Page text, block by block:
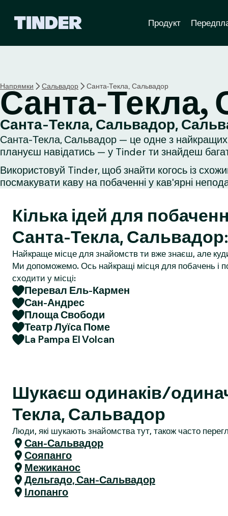
а
с
т
о
р
і
н
а
T
d
e
r
Продукт
Напрямки Сальвадор Санта-Текла, Сальвадор
Санта-Текла,
Санта-Текла, Сальвадор,
Санта-Текла, Сальвадор — це одне з найкращих
плануєш навідатись — у Tinder ти знайдеш
Використовуй Tinder, щоб знайти когось із
посмакувати каву на побаченні у кав'ярні
Кілька ідей для
Санта-Текла, Сальвадор:
Найкраще місце для знайомств ти вже знаєш, але
Ми допоможемо. Ось найкращі місця для побачень і
сходити у місці:
Перевал Ель-Кармен
Сан-Андрес
Площа Свободи
Театр Луїса Поме
La Pampa El Volcan
Шукаєш одинаків/
Текла, Сальвадор
Люди, які шукають знайомства тут, також часто
Сан-Сальвадор
Сояпанго
Межиканос
Дельгадо, Сан-Сальвадор
Ілопанго